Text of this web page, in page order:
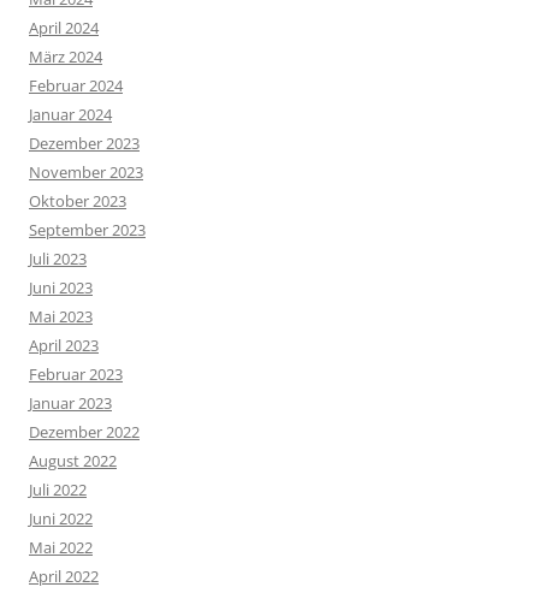
April 2024
März 2024
Februar 2024
Januar 2024
Dezember 2023
November 2023
Oktober 2023
September 2023
Juli 2023
Juni 2023
Mai 2023
April 2023
Februar 2023
Januar 2023
Dezember 2022
August 2022
Juli 2022
Juni 2022
Mai 2022
April 2022